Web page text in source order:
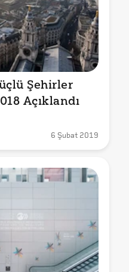
Şehirler
Açıklandı
6 Şubat 2019